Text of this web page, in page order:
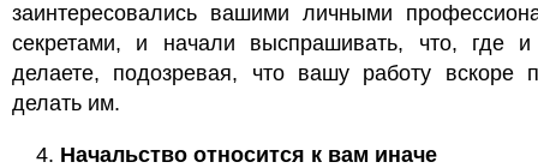
заинтересовались вашими личными
секретами, и начали выспрашивать, что, где
делаете, подозревая, что вашу работу вскоре
делать им.
Начальство относится к вам иначе